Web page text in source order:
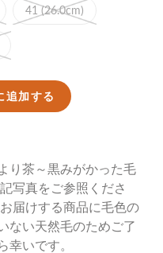
41 (26.0cm)
追加する
り茶～黒みがかった毛
写真をご参照くださ
届けする商品に毛色の
ない天然毛のためご了
幸いです。